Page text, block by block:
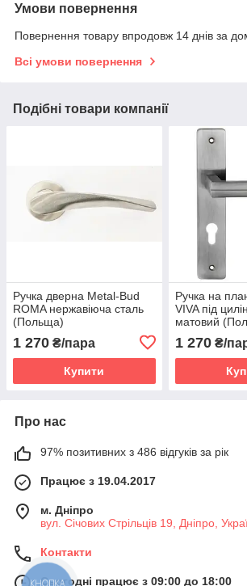
Умови повернення
Повернення товару впродовж 14 днів за
Всі умови повернення
Подібні товари компанії
Ручка дверна Metal-Bud
ROMA нержавіюча сталь
(Польща)
1 270 ₴/пара
Купити
Ручка на
VIVA під
матовий
1 270₴/
Про нас
97% позитивних з 486 відгуків за рік
Працює з 19.04.2017
м. Дніпро
вул. Січових Стрільців 19, Дніпро,
Контакти
Сьогодні працює з 09:00 до 18:00
КНОПКА